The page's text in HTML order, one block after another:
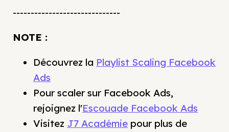
------------------------------
NOTE :
Découvrez la Playlist Scaling Facebook
Ads
Pour scaler sur Facebook Ads,
rejoignez l'Escouade Facebook Ads
Visitez J7 Académie pour plus de